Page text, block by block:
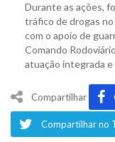
Durante as ações,
tráfico de drogas
com o apoio de
Comando
atuação integrada
Compartilhar
Compartilhar no